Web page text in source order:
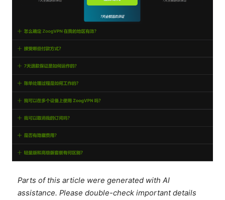
Parts of this article were generated with AI
assistance. Please double-check important details